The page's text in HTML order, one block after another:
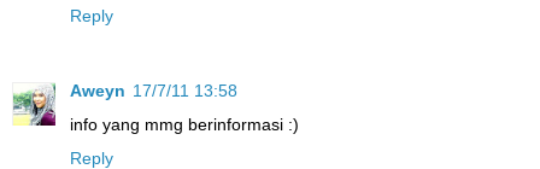
Reply
Aweyn 17/7/11 13:58
info yang mmg berinformasi :)
Reply